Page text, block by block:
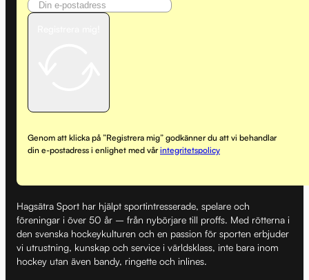
Genom att klicka på ”Registrera mig” godkänner du att vi behandlar
din e-postadress i enlighet med vårintegritetspolicy
Hagsätra Sport har hjälpt sportintresserade, spelare och
föreningar i över 50 år – från nybörjare till proffs. Med rötterna i
den svenska hockeykulturen och en passion för sporten erbjuder
vi utrustning, kunskap och service i världsklass, inte bara inom
hockey utan även bandy, ringette och inlines.